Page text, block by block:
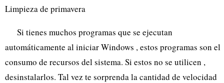
Limpieza de primavera
Si tienes muchos programas que se ejecutan
automáticamente al iniciar Windows , estos programas son el
consumo de recursos del sistema. Si estos no se utilicen ,
desinstalarlos. Tal vez te sorprenda la cantidad de velocidad